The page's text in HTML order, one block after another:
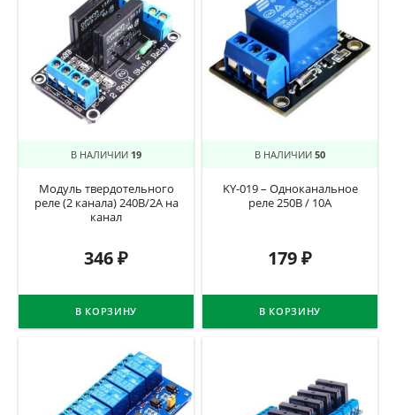
В НАЛИЧИИ 19
Модуль твердотельного
реле (2 канала) 240В/2А на
канал
346₽
В КОРЗИНУ
В НАЛИЧИИ 50
KY-019 – Одноканальное
реле 250В / 10А
179₽
В КОРЗИНУ